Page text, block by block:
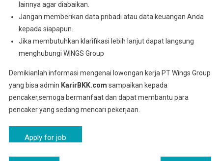
lainnya agar diabaikan.
Jangan memberikan data pribadi atau data keuangan Anda
kepada siapapun.
Jika membutuhkan klarifikasi lebih lanjut dapat langsung
menghubungi WINGS Group
Demikianlah informasi mengenai lowongan kerja PT Wings Group
yang bisa admin KarirBKK.com sampaikan kepada
pencaker,semoga bermanfaat dan dapat membantu para
pencaker yang sedang mencari pekerjaan.